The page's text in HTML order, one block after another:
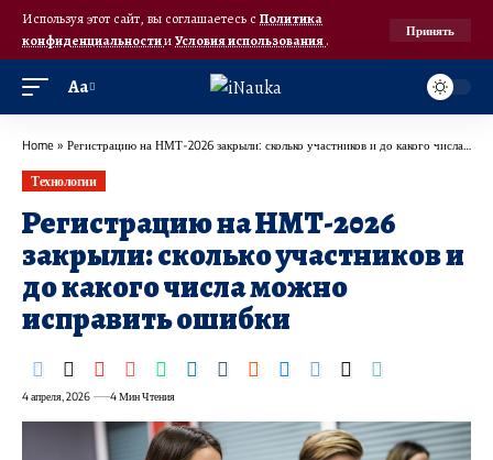
Используя этот сайт, вы соглашаетесь с Политика
конфиденциальностииУсловия использования.
Принять
Аа
Home » Регистрацию на НМТ-2026 закрыли: сколько участников и до какого числа можно исправить ошибки
Технологии
Регистрацию на НМТ-2026
закрыли: сколько участников и
до какого числа можно
исправить ошибки
4 апреля, 2026 4 Мин Чтения